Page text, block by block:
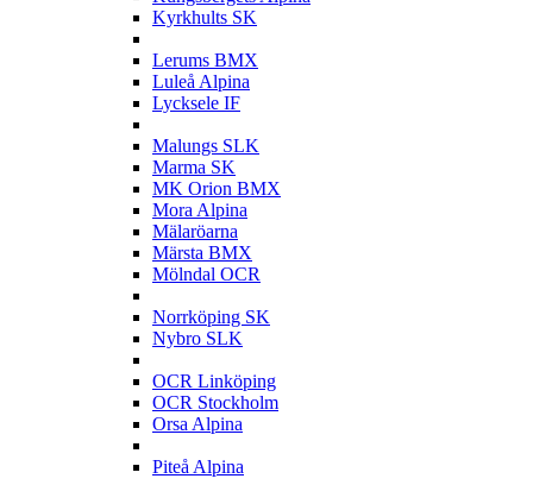
Kyrkhults SK
Lerums BMX
Luleå Alpina
Lycksele IF
Malungs SLK
Marma SK
MK Orion BMX
Mora Alpina
Mälaröarna
Märsta BMX
Mölndal OCR
Norrköping SK
Nybro SLK
OCR Linköping
OCR Stockholm
Orsa Alpina
Piteå Alpina